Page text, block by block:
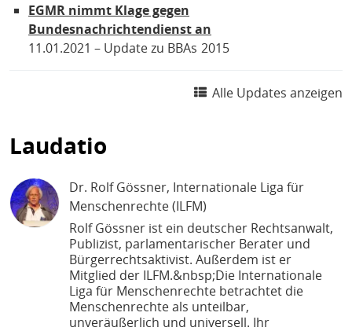
EGMR nimmt Klage gegen
Bundesnachrichtendienst an
11.01.2021
Update zu BBAs 2015
Alle Updates anzeigen
Laudatio
Dr. Rolf Gössner, Internationale Liga für
Menschenrechte (ILFM)
Rolf Gössner ist ein deutscher Rechtsanwalt,
Publizist, parlamentarischer Berater und
Bürgerrechtsaktivist. Außerdem ist er
Mitglied der ILFM.&nbsp;Die Internationale
Liga für Menschenrechte betrachtet die
Menschenrechte als unteilbar,
unveräußerlich und universell. Ihr